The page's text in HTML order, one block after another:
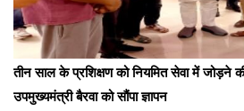
तीन साल के प्रशिक्षण को नियमित सेवा में जोड़ने की
उपमुख्यमंत्री बैरवा को सौंपा ज्ञापन